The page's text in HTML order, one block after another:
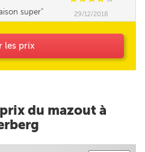
super
29/12/2018
les prix
du mazout à